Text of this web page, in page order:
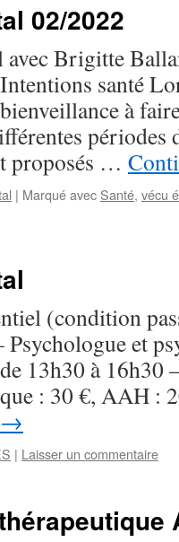
02/2022
avec Brigitte
santé
à
périodes
proposés …
| Marqué avec Santé, vécu
(condition
et
13h30 à 16h30
: 30 €, AAH :
→
| Laisser un commentaire